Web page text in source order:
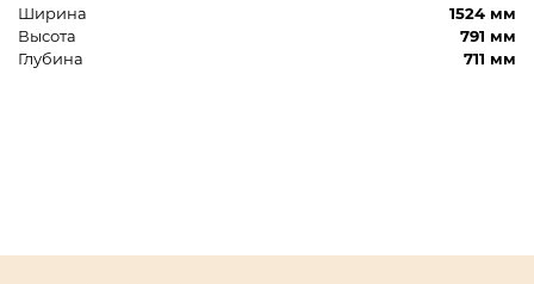
Ширина
1524 мм
Высота
791 мм
Глубина
711 мм